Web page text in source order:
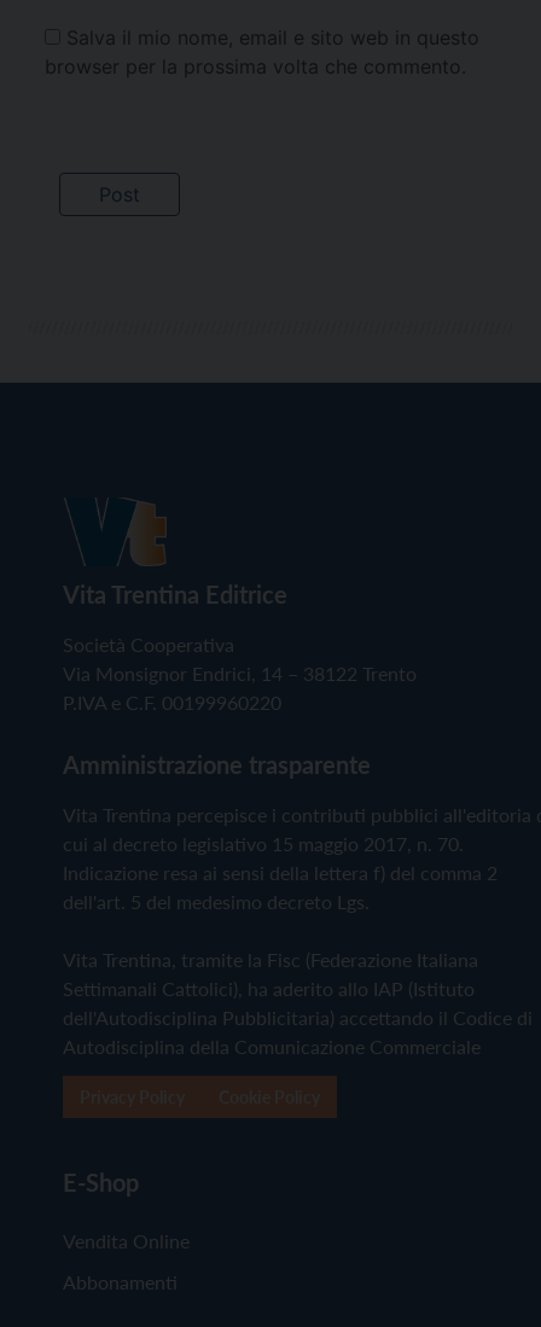
Salva il mio nome, email e sito web in questo
browser per la prossima volta che commento.
Vita Trentina Editrice
Società Cooperativa
Via Monsignor Endrici, 14 – 38122 Trento
P.IVA e C.F. 00199960220
Amministrazione trasparente
Vita Trentina percepisce i contributi pubblici all'editoria
cui al decreto legislativo 15 maggio 2017, n. 70.
Indicazione resa ai sensi della lettera f) del comma 2
dell'art. 5 del medesimo decreto Lgs.
Vita Trentina, tramite la Fisc (Federazione Italiana
Settimanali Cattolici), ha aderito allo IAP (Istituto
dell'Autodisciplina Pubblicitaria) accettando il Codice di
Autodisciplina della Comunicazione Commerciale
E-Shop
Vendita Online
Abbonamenti